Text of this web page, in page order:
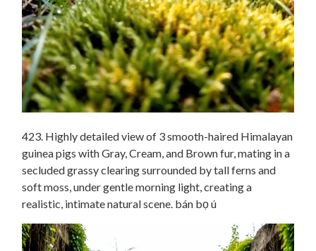
423. Highly detailed view of 3 smooth-haired Himalayan
guinea pigs with Gray, Cream, and Brown fur, mating in a
secluded grassy clearing surrounded by tall ferns and
soft moss, under gentle morning light, creating a
realistic, intimate natural scene. bán bọ ú